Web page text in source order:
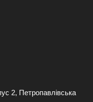
2, Петропавлівська